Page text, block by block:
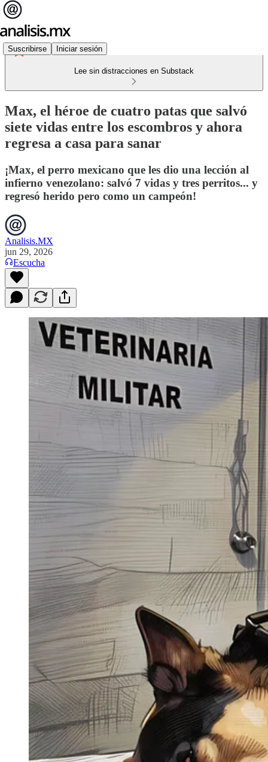
Suscribirse Iniciar sesión
Lee sin distracciones en Substack
Max, el héroe de cuatro patas que salvó
siete vidas entre los escombros y ahora
regresa a casa para sanar
¡Max, el perro mexicano que les dio una lección al
infierno venezolano: salvó 7 vidas y tres perritos... y
regresó herido pero como un campeón!
Analisis.MX
jun 29, 2026
Escucha